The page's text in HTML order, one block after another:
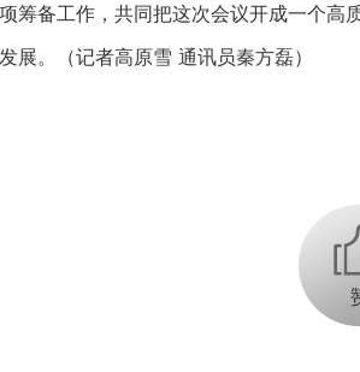
筹备工作，共同把这次会议开成一个
展。（记者高原雪 通讯员秦方磊）